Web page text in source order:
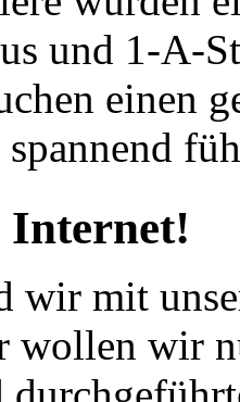
und 1-A-
einen
wir mit
wollen wir